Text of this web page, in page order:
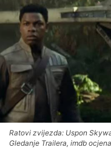
Ratovi zvijezda: Uspon
Gledanje Trailera, imdb